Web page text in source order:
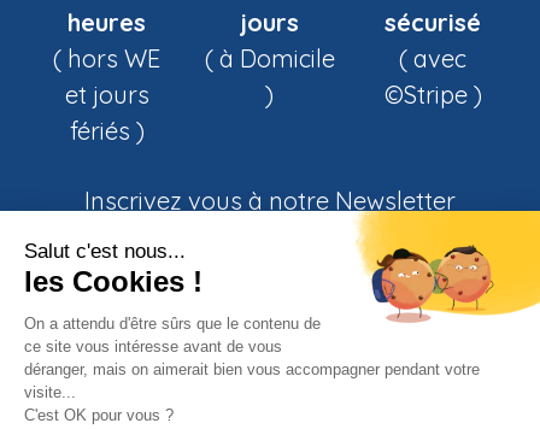
heures
( hors WE
et jours
fériés )
jours
( à Domicile
)
sécurisé
( avec
©Stripe )
Inscrivez vous à notre Newsletter
Les derniers tens en avant première
Des articles informatifs sur les maladies
Horaire d'ouverture : 9h-17h du lundi au